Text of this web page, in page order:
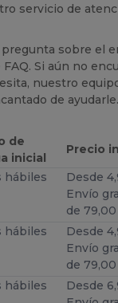
servicio de
pregunta sobre el
Si aún no
nuestro
de ayudarle.
de
inicial
Precio
hábiles
Desde
Envío
de
hábiles
Desde
Envío
de
hábiles
Desde